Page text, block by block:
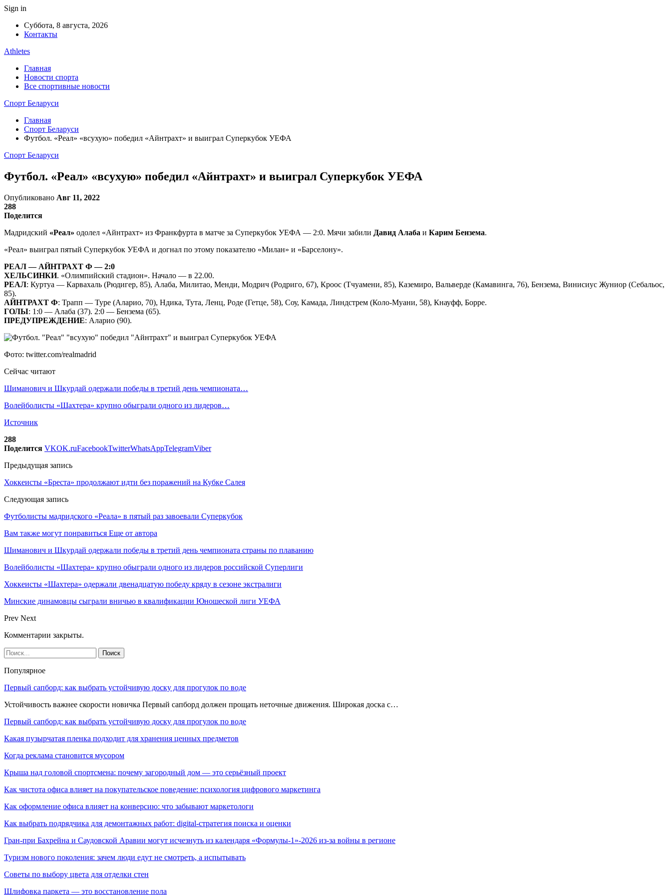
Sign in
Суббота, 8 августа, 2026
Контакты
Athletes
Главная
Новости спорта
Все спортивные новости
Спорт Беларуси
Главная
Спорт Беларуси
Футбол. «Реал» «всухую» победил «Айнтрахт» и выиграл Суперкубок УЕФА
Спорт Беларуси
Футбол. «Реал» «всухую» победил «Айнтрахт» и выиграл Суперкубок УЕФА
Опубликовано Авг 11, 2022
288
Поделится
Мадридский «Реал» одолел «Айнтрахт» из Франкфурта в матче за Суперкубок УЕФА — 2:0. Мячи забили Давид Алаба и Карим Бензема.
«Реал» выиграл пятый Суперкубок УЕФА и догнал по этому показателю «Милан» и «Барселону».
РЕАЛ — АЙНТРАХТ Ф — 2:0
ХЕЛЬСИНКИ. «Олимпийский стадион». Начало — в 22.00.
РЕАЛ: Куртуа — Карвахаль (Рюдигер, 85), Алаба, Милитао, Менди, Модрич (Родриго, 67), Кроос (Тчуамени, 85), Каземиро, Вальверде (Камавинга, 76), Бензема, Винисиус Жуниор (Себальос,
85).
АЙНТРАХТ Ф: Трапп — Туре (Аларио, 70), Ндика, Тута, Ленц, Роде (Гетце, 58), Соу, Камада, Линдстрем (Коло-Муани, 58), Кнауфф, Борре.
ГОЛЫ: 1:0 — Алаба (37). 2:0 — Бензема (65).
ПРЕДУПРЕЖДЕНИЕ: Аларио (90).
Фото: twitter.com/realmadrid
Сейчас читают
Шиманович и Шкурдай одержали победы в третий день чемпионата…
Волейболисты «Шахтера» крупно обыграли одного из лидеров…
Источник
288
Поделится VKOK.ruFacebookTwitterWhatsAppTelegramViber
Предыдущая запись
Хоккеисты «Бреста» продолжают идти без поражений на Кубке Салея
Следующая запись
Футболисты мадридского «Реала» в пятый раз завоевали Суперкубок
Вам также могут понравиться Еще от автора
Шиманович и Шкурдай одержали победы в третий день чемпионата страны по плаванию
Волейболисты «Шахтера» крупно обыграли одного из лидеров российской Суперлиги
Хоккеисты «Шахтера» одержали двенадцатую победу кряду в сезоне экстралиги
Минские динамовцы сыграли вничью в квалификации Юношеской лиги УЕФА
Prev Next
Комментарии закрыты.
Популярное
Первый сапборд: как выбрать устойчивую доску для прогулок по воде
Устойчивость важнее скорости новичка Первый сапборд должен прощать неточные движения. Широкая доска с…
Первый сапборд: как выбрать устойчивую доску для прогулок по воде
Какая пузырчатая пленка подходит для хранения ценных предметов
Когда реклама становится мусором
Крыша над головой спортсмена: почему загородный дом — это серьёзный проект
Как чистота офиса влияет на покупательское поведение: психология цифрового маркетинга
Как оформление офиса влияет на конверсию: что забывают маркетологи
Как выбрать подрядчика для демонтажных работ: digital-стратегия поиска и оценки
Гран-при Бахрейна и Саудовской Аравии могут исчезнуть из календаря «Формулы-1»-2026 из-за войны в регионе
Туризм нового поколения: зачем люди едут не смотреть, а испытывать
Советы по выбору цвета для отделки стен
Шлифовка паркета — это восстановление пола